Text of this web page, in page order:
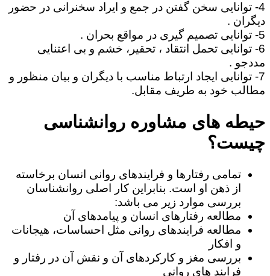
4- توانایی سخن گفتن در جمع و ایراد سخنرانی در حضور
دیگران .
5- توانایی تصمیم گیری در مواقع بحران .
6- توانایی تحمل انتقاد ، تحقیر، خشم و بی اعتنایی
مددجو .
7- توانایی ایجاد ارتباط مناسب با دیگران و بیان منظور و
مطالب خود به طریف مقابل.
حیطه های مشاوره روانشناسی
چیست؟
تمامی رفتارها و فرایندهای روانی انسان برخاسته
از ذهن او است. بنابراین کار اصلی روانشناسان
بررسی موارد زیر می باشد:
مطالعه رفتارهای انسان و پیامدهای آن
مطالعه فرایندهای روانی مثل احساسات، هیجانات
و افکار
بررسی مغز و کارکردهای آن و نقش آن در رفتار و
فرایند های روانی